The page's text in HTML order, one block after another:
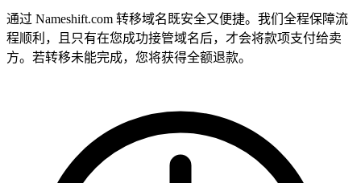
通过 Nameshift.com 转移域名既安全又便捷。我们全程保障流
程顺利，且只有在您成功接管域名后，才会将款项支付给卖
方。若转移未能完成，您将获得全额退款。